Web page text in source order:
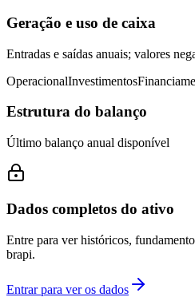
Geração e uso de caixa
Entradas e saídas anuais; valores
OperacionalInvestimentos
Estrutura do balanço
Último balanço anual disponível
Dados completos do ativo
Entre para ver históricos,
brapi.
Entrar para ver os dados